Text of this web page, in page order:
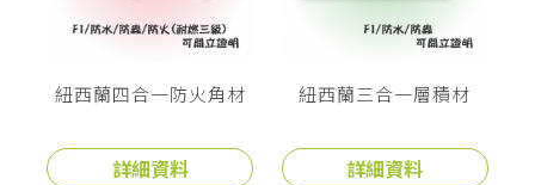
紐西蘭四合一防火角材
詳細資料
紐西蘭三合一層積材
詳細資料